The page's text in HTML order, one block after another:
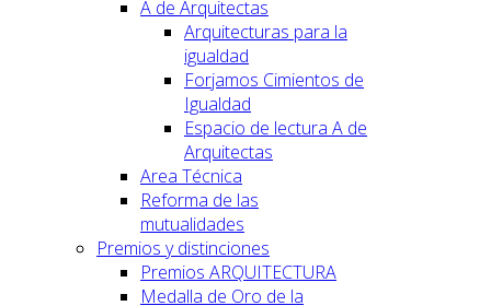
A de Arquitectas
Arquitecturas para la
igualdad
Forjamos Cimientos de
Igualdad
Espacio de lectura A de
Arquitectas
Area Técnica
Reforma de las
mutualidades
Premios y distinciones
Premios ARQUITECTURA
Medalla de Oro de la